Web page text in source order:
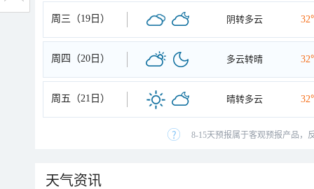
周三（19日） 阴转多云
周四（20日） 多云转晴
周五（21日） 晴转多云
8-15天预报属于客观预报产品，
天气资讯